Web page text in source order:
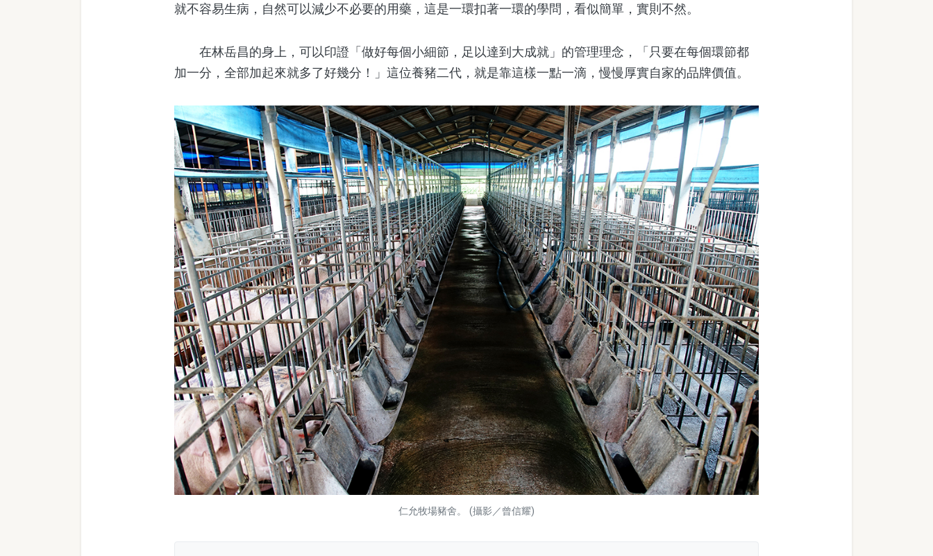
就不容易生病，自然可以減少不必要的用藥，這是一環扣著一環的學問，看似簡單，實則不然。
在林岳昌的身上，可以印證「做好每個小細節，足以達到大成就」的管理理念，「只要在每個環節都
加一分，全部加起來就多了好幾分！」這位養豬二代，就是靠這樣一點一滴，慢慢厚實自家的品牌價值。
仁允牧場豬舍。 (攝影／曾信耀)